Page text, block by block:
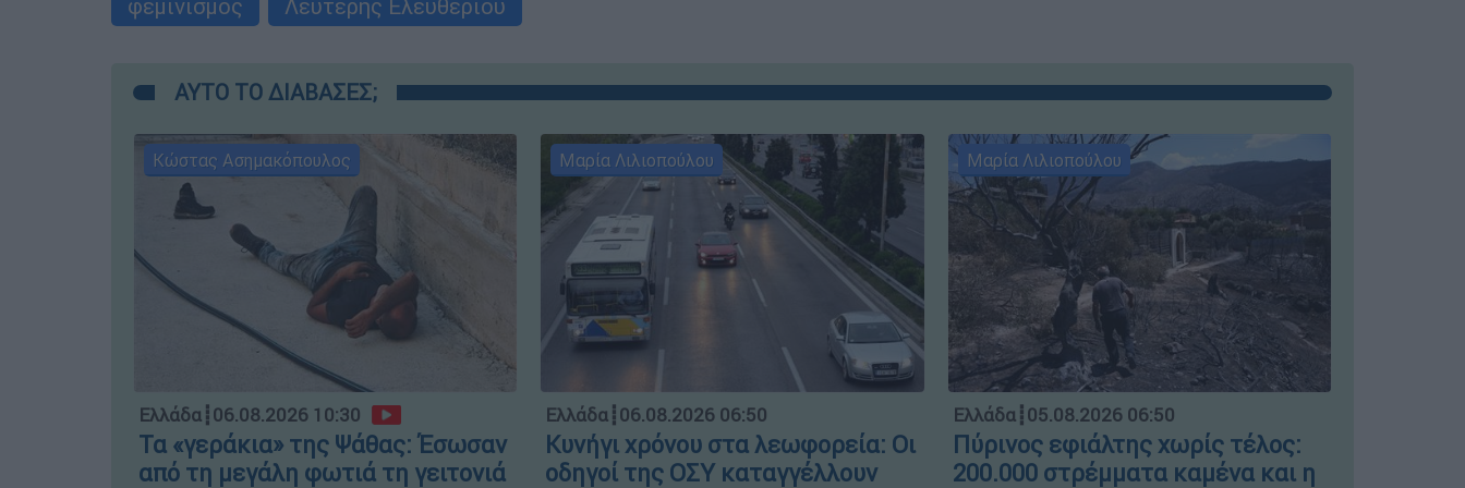
φεμινισμός
Λευτέρης Ελευθερίου
ΑΥΤΟ ΤΟ ΔΙΑΒΑΣΕΣ;
Κώστας Ασημακόπουλος
Ελλάδα┋06.08.2026 10:30
Τα «γεράκια» της Ψάθας: Έσωσαν
από τη μεγάλη φωτιά τη γειτονιά
Μαρία Λιλιοπούλου
Ελλάδα┋06.08.2026 06:50
Κυνήγι χρόνου στα λεωφορεία: Οι
οδηγοί της ΟΣΥ καταγγέλλουν
Μαρία Λιλιοπούλου
Ελλάδα┋05.08.2026 06:50
Πύρινος εφιάλτης χωρίς τέλος:
200.000 στρέμματα καμένα και η